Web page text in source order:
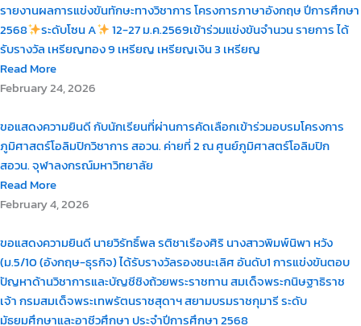
รายงานผลการแข่งขันทักษะทางวิชาการ โครงการภาษาอังกฤษ ปีการศึกษา
2568
ระดับโซน A
12-27 ม.ค.2569เข้าร่วมแข่งขันจำนวน รายการ ได้
รับรางวัล เหรียญทอง 9 เหรียญ เหรียญเงิน 3 เหรียญ
Read More
February 24, 2026
ขอแสดงความยินดี กับนักเรียนที่ผ่านการคัดเลือกเข้าร่วมอบรมโครงการ
ภูมิศาสตร์โอลิมปิกวิชาการ สอวน. ค่ายที่ 2 ณ ศูนย์ภูมิศาสตร์โอลิมปิก
สอวน. จุฬาลงกรณ์มหาวิทยาลัย
Read More
February 4, 2026
ขอแสดงความยินดี นายวิรัทธิ์พล รติชาเรืองศิริ นางสาวพิมพ์นิพา หวัง
(ม.5/10 (อังกฤษ-ธุรกิจ) ได้รับรางวัลรองชนะเลิศ อันดับ1 การแข่งขันตอบ
ปัญหาด้านวิชาการและบัญชีชิงถ้วยพระราชทาน สมเด็จพระกนิษฐาธิราช
เจ้า กรมสมเด็จพระเทพรัตนราชสุดาฯ สยามบรมราชกุมารี ระดับ
มัธยมศึกษาและอาชีวศึกษา ประจำปีการศึกษา 2568